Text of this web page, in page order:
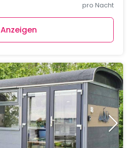
pro Nacht
Anzeigen